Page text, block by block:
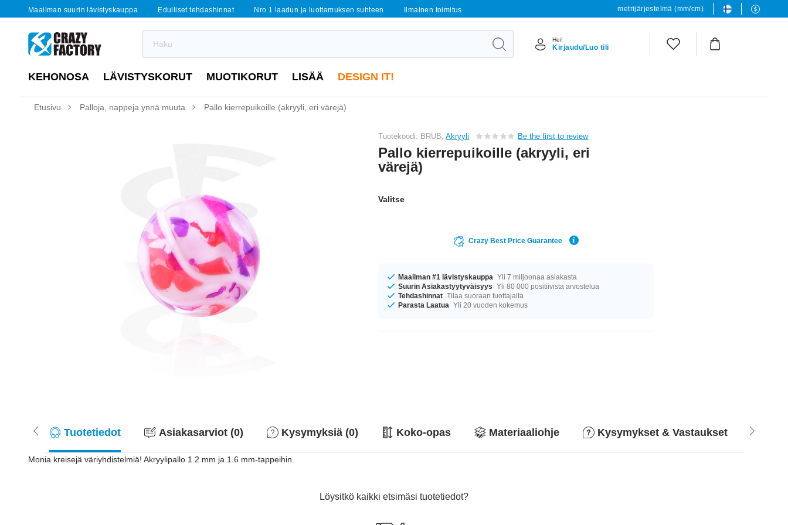
Maailman suurin lävistyskauppa Edulliset tehdashinnat Nro 1 laadun ja luottamuksen suhteen Ilmainen toimitus metrijärjestelmä (mm/cm)
Hei!
Kirjaudu/Luo tili
KEHONOSA LÄVISTYSKORUT MUOTIKORUT LISÄÄ DESIGN IT!
Etusivu Palloja, nappeja ynnä muuta Pallo kierrepuikoille (akryyli, eri värejä)
Tuotekoodi: BRUB,Akryyli Be the first to review
Pallo kierrepuikoille (akryyli, eri
värejä)
Valitse
Crazy Best Price Guarantee
Maailman #1 lävistyskauppa Yli 7 miljoonaa asiakasta
Suurin Asiakastyytyväisyys Yli 80 000 positiivista arvostelua
Tehdashinnat Tilaa suoraan tuottajalta
Parasta Laatua Yli 20 vuoden kokemus
Tuotetiedot Asiakasarviot (0) Kysymyksiä (0) Koko-opas Materiaaliohje Kysymykset & Vastaukset
Monia kreisejä väriyhdistelmiä! Akryylipallo 1.2 mm ja 1.6 mm-tappeihin.
Löysitkö kaikki etsimäsi tuotetiedot?